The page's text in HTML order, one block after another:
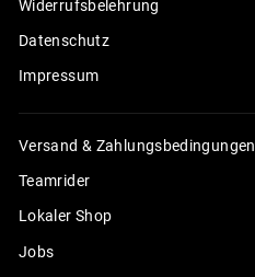
Widerrufsbelehrung
Datenschutz
Impressum
Versand & Zahlungsbedingungen
Teamrider
Lokaler Shop
Jobs